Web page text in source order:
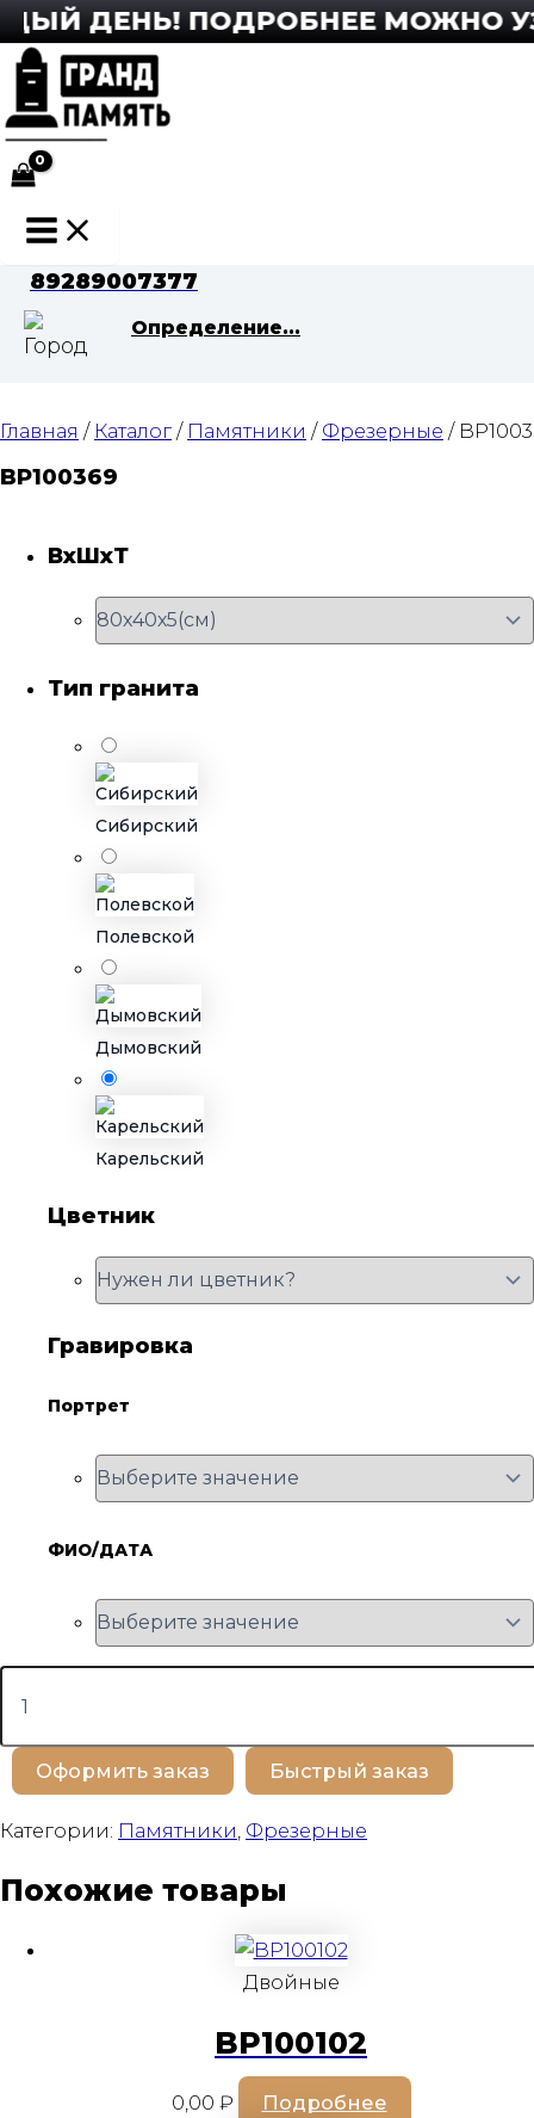
Перейти
к
содержимому
ДЕНЬ! ПОДРОБНЕЕ МОЖНО
Main
Menu
89289007377
Определение...
Главная / Каталог / Памятники / Фрезерные /
BP100369
Тип гранита
Карельский
Дымовский
Полевской
Сибирский
Цветник
Гравировка
Портрет
ФИО/ДАТА
ВхШхТ
Количество
товара
Оформить заказ Быстрый заказ
Категории: Памятники Фрезерные
Похожие товары
Двойные
BP100102
0,00 ₽ Подробнее